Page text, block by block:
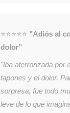
⭐⭐⭐⭐⭐ "Adiós al
dolor"
"Iba aterrorizada por
tapones y el dolor.
sorpresa, fue todo
leve de lo que